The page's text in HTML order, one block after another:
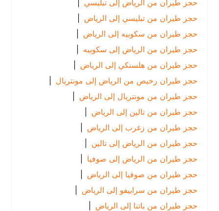
حجز طيران من الرياض إلى تبليسي |
حجز طيران من تبليسي إلى الرياض
|
حجز طيران من سكوبيه إلى الرياض
|
حجز طيران من الرياض إلى سكوبيه |
حجز طيران من هلسنكي إلى الرياض
|
حجز طيران رخيص من الرياض إلى مونتريال |
حجز طيران من مونتريال إلى الرياض
|
حجز طيران من تالين إلى الرياض
|
حجز طيران من زغرب إلى الرياض
|
حجز طيران من الرياض إلى تالين
|
حجز طيران من الرياض إلى صوفيا
|
حجز طيران من صوفيا إلى الرياض
|
حجز طيران من سراييفو إلى الرياض
|
حجز طيران من باتنا إلى الرياض
|